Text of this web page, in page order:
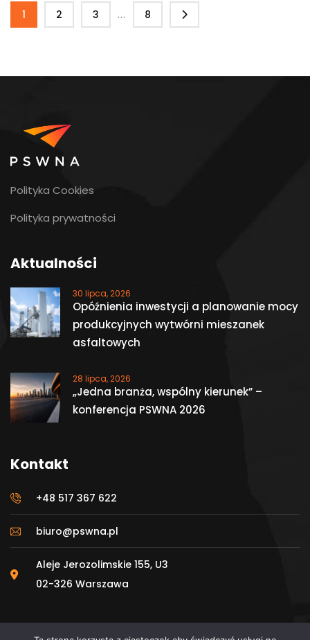
1 2 3 ... 8
Polityka Cookies
Polityka prywatności
Aktualności
30 lipca, 2026
Opóźnienia inwestycji a planowanie mocy
produkcyjnych wytwórni mieszanek
asfaltowych
28 lipca, 2026
„Jedna branża, wspólny kierunek” –
konferencja PSWNA 2026
Kontakt
+48 517 367 622
biuro@pswna.pl
Aleje Jerozolimskie 155, U3
02-326 Warszawa